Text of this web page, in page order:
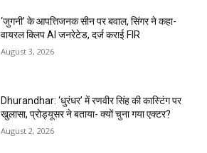
‘जुगनी’ के आपत्तिजनक सीन पर बवाल, सिंगर ने कहा-
वायरल क्लिप AI जनरेटेड, दर्ज कराई FIR
August 3, 2026
Dhurandhar: ‘धुरंधर’ में रणवीर सिंह की कास्टिंग पर
खुलासा, प्रोड्यूसर ने बताया- क्यों चुना गया एक्टर?
August 2, 2026